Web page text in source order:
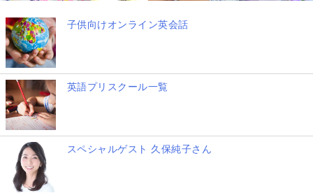
子供向けオンライン英会話
英語プリスクール一覧
スペシャルゲスト 久保純子さん